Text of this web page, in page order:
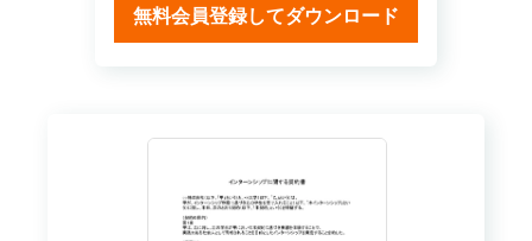
無料会員登録してダウンロード